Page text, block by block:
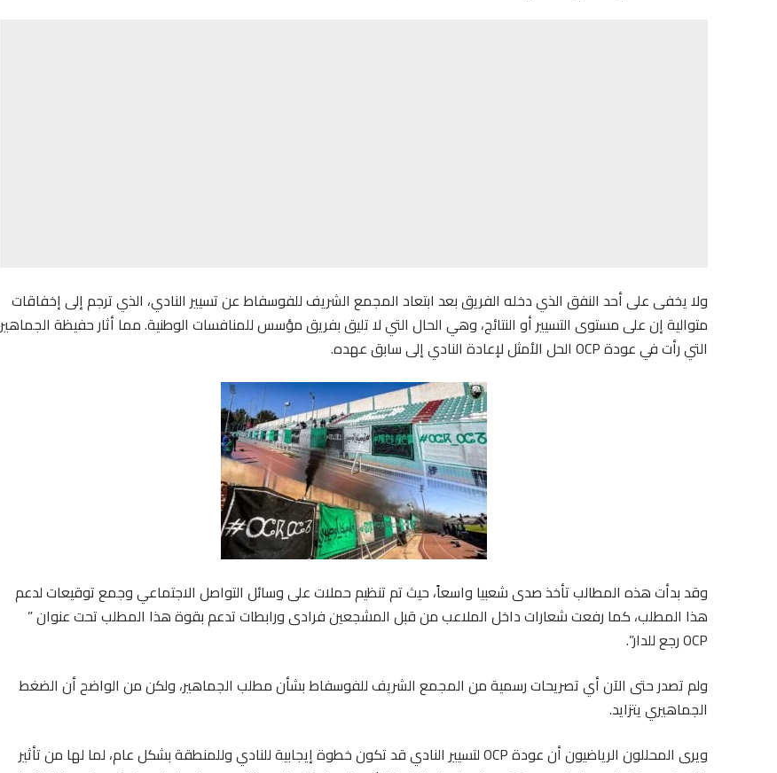
ولا يخفى على أحد النفق الذي دخله الفريق بعد ابتعاد المجمع الشريف للفوسفاط عن تسيير النادي، الذي ترجم إلى إخفاقات
متوالية إن على مستوى التسيير أو النتائج، وهي الحال التي لا تليق بفريق مؤسس للمنافسات الوطنية. مما أثار حفيظة الجماهير
التي رأت في عودة OCP الحل الأمثل لإعادة النادي إلى سابق عهده.
وقد بدأت هذه المطالب تأخذ صدى شعبيا واسعاً، حيث تم تنظيم حملات على وسائل التواصل الاجتماعي وجمع توقيعات لدعم
هذا المطلب، كما رفعت شعارات داخل الملاعب من قبل المشجعين فرادى ورابطات تدعم بقوة هذا المطلب تحت عنوان ”
OCP رجع للدار”.
ولم تصدر حتى الآن أي تصريحات رسمية من المجمع الشريف للفوسفاط بشأن مطلب الجماهير، ولكن من الواضح أن الضغط
الجماهيري يتزايد.
ويرى المحللون الرياضيون أن عودة OCP لتسيير النادي قد تكون خطوة إيجابية للنادي وللمنطقة بشكل عام، لما لها من تأثير